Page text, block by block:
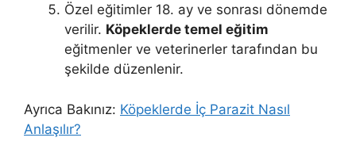
Özel eğitimler 18. ay ve sonrası dönemde
verilir. Köpeklerde temel eğitim
eğitmenler ve veterinerler tarafından bu
şekilde düzenlenir.
Ayrıca Bakınız: Köpeklerde İç Parazit Nasıl
Anlaşılır?